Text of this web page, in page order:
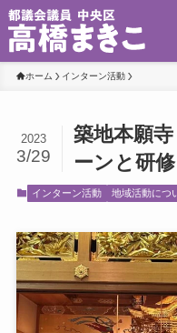
ホーム インターン活動
築地本願
ーンと研修
2023
3/29
インターン活動 地域活動につ